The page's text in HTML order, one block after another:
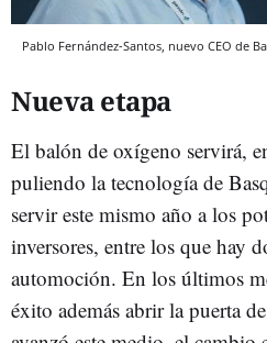
Pablo Fernández-Santos, nuevo CEO de
Nueva etapa
El balón de oxígeno servirá,
puliendo la tecnología de
servir este mismo año a los
inversores, entre los que hay
automoción. En los últimos
éxito además abrir la puerta